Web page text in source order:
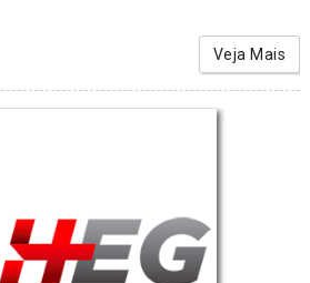
Veja Mais